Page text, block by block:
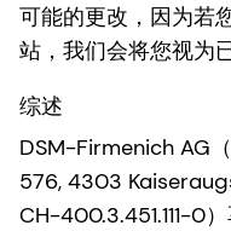
可能的更改，因为若
站，我们会将您视为
综述
DSM-Firmenich AG
576, 4303
CH-400.3.451.111-0